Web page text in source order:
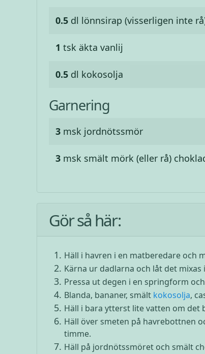
0.5 dl lönnsirap (visserligen inte
1 tsk äkta vanlij
0.5 dl kokosolja
Garnering
3 msk jordnötssmör
3 msk smält mörk (eller rå)
Gör så här:
Häll i havren i en matberedare och
Kärna ur dadlarna och låt det
Pressa ut degen i en springform och
Blanda, bananer, smält kokosolja,
Häll i bara ytterst lite vatten om
Häll över smeten på havrebottnen
timme.
Häll på jordnötssmöret och smält